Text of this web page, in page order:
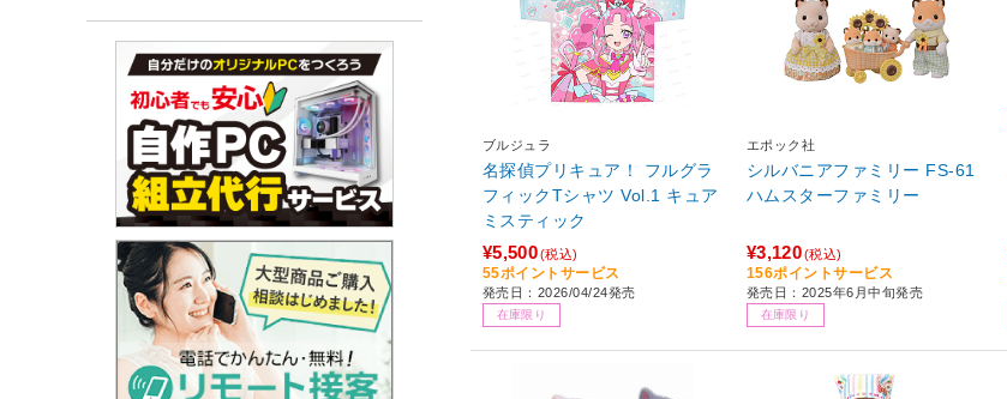
ブルジュラ
名探偵プリキュア！ フルグラ
フィックTシャツ Vol.1 キュア
ミスティック
¥5,500(税込)
55ポイントサービス
発売日：2026/04/24発売
在庫限り
エポック社
シルバニアファミリー FS-61
ハムスターファミリー
¥3,120(税込)
156ポイントサービス
発売日：2025年6月中旬発売
在庫限り